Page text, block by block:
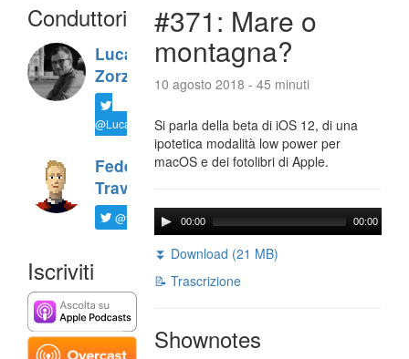
Conduttori
Luca
Zorzi
@LucaTNT
Federico
Travaini
@ftrava
Iscriviti
#371: Mare o
montagna?
10 agosto 2018 - 45 minuti
Si parla della beta di iOS 12, di una
ipotetica modalità low power per
macOS e dei fotolibri di Apple.
00:00 00:00
⏬ Download (21 MB)
📝 Trascrizione
Shownotes